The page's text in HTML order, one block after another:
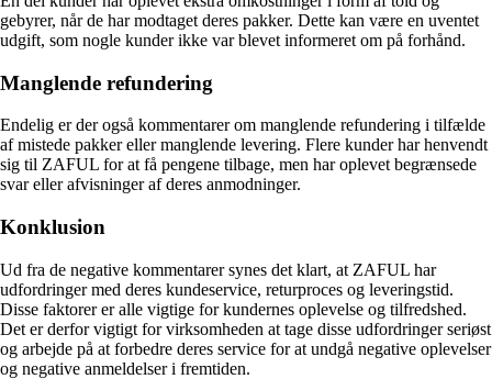
gebyrer, når de har modtaget deres pakker. Dette kan være en uventet
udgift, som nogle kunder ikke var blevet informeret om på forhånd.
Manglende refundering
Endelig er der også kommentarer om manglende refundering i tilfælde
af mistede pakker eller manglende levering. Flere kunder har henvendt
sig til ZAFUL for at få pengene tilbage, men har oplevet begrænsede
svar eller afvisninger af deres anmodninger.
Konklusion
Ud fra de negative kommentarer synes det klart, at ZAFUL har
udfordringer med deres kundeservice, returproces og leveringstid.
Disse faktorer er alle vigtige for kundernes oplevelse og tilfredshed.
Det er derfor vigtigt for virksomheden at tage disse udfordringer seriøst
og arbejde på at forbedre deres service for at undgå negative oplevelser
og negative anmeldelser i fremtiden.